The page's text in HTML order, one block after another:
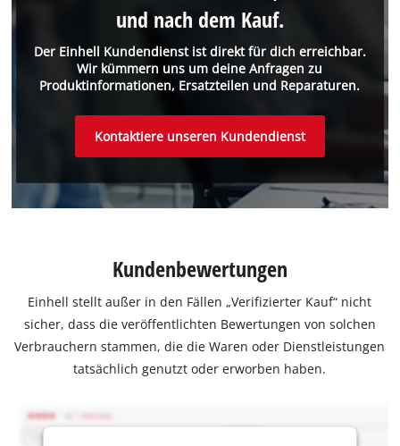
Der Einhell Kundendienst ist direkt für dich erreichbar.
Wir kümmern uns um deine Anfragen zu
Produktinformationen, Ersatzteilen und Reparaturen.
und nach dem Kauf.
Kontaktiere unseren Kundendienst
Kundenbewertungen
Einhell stellt außer in den Fällen „Verifizierter Kauf“ nicht
sicher, dass die veröffentlichten Bewertungen von solchen
Verbrauchern stammen, die die Waren oder Dienstleistungen
tatsächlich genutzt oder erworben haben.